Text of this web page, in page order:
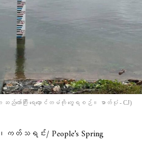
တော်ကြီး ရေလှောင်တမံကို တွေ့ရစဉ်။ ဓာတ်ပုံ - CJ)
င်း/ People’s Spring